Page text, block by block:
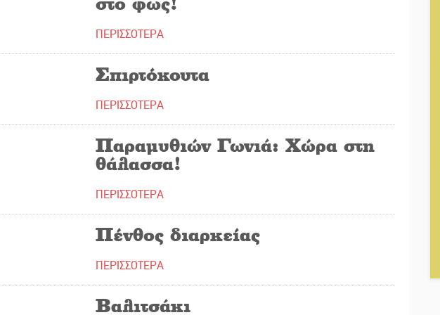
ΠΕΡΙΣΣΟΤΕΡΑ
Σπιρτόκουτα
ΠΕΡΙΣΣΟΤΕΡΑ
Παραμυθιών Γωνιά: Χώρα στη
θάλασσα!
ΠΕΡΙΣΣΟΤΕΡΑ
Πένθος διαρκείας
ΠΕΡΙΣΣΟΤΕΡΑ
Βαλιτσάκι